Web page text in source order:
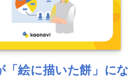
「絵に描いた餅」にな